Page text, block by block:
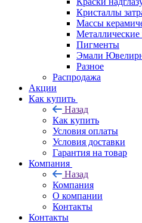
Кристаллы
Массы
Пигменты
Эмали
Разное
Распродажа
Акции
Как купить
Назад
Как купить
Условия оплаты
Условия доставки
Гарантия на товар
Компания
Назад
Компания
О компании
Контакты
Контакты